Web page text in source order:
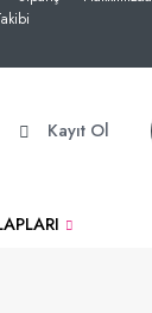
Kayıt Ol